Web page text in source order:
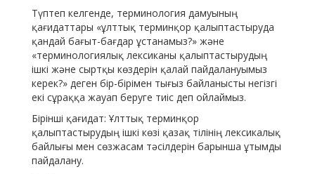
Түптеп келгенде, терминология дамуының
қағидаттары «ұлттық терминқор қалыптастыруда
қандай бағыт-бағдар ұстанамыз?» және
«терминологиялық лексиканы қалыптастырудың
ішкі және сыртқы көздерін қалай пайдалануымыз
керек?» деген бір-бірімен тығыз байланысты негізгі
екі сұраққа жауап беруге тиіс деп ойлаймыз.
Бірінші қағидат: Ұлттық терминқор
қалыптастырудың ішкі көзі қазақ тілінің лексикалық
байлығы мен сөзжасам тәсілдерін барынша ұтымды
пайдалану.